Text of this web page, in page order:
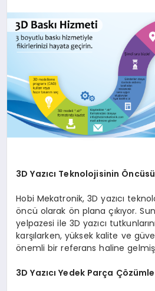
3D Yazıcı Teknolojisinin
Hobi Mekatronik, 3D yazıcı
öncü olarak ön plana çıkıyor.
yelpazesi ile 3D yazıcı
karşılarken, yüksek kalite ve
önemli bir referans haline
3D Yazıcı Yedek Parça